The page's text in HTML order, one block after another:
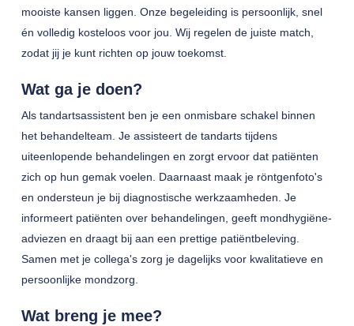
mooiste kansen liggen. Onze begeleiding is persoonlijk, snel
én volledig kosteloos voor jou. Wij regelen de juiste match,
zodat jij je kunt richten op jouw toekomst.
Wat ga je doen?
Als tandartsassistent ben je een onmisbare schakel binnen
het behandelteam. Je assisteert de tandarts tijdens
uiteenlopende behandelingen en zorgt ervoor dat patiënten
zich op hun gemak voelen. Daarnaast maak je röntgenfoto's
en ondersteun je bij diagnostische werkzaamheden. Je
informeert patiënten over behandelingen, geeft mondhygiëne-
adviezen en draagt bij aan een prettige patiëntbeleving.
Samen met je collega's zorg je dagelijks voor kwalitatieve en
persoonlijke mondzorg.
Wat breng je mee?